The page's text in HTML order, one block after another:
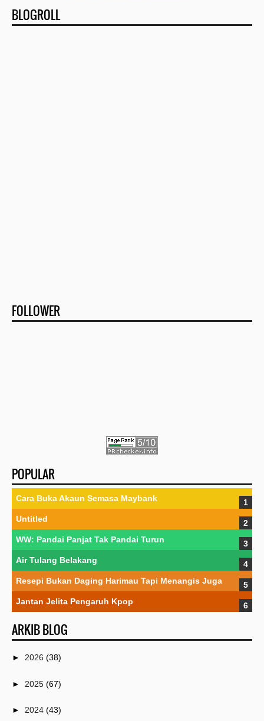
BLOGROLL
FOLLOWER
POPULAR
Cara Buka Akaun Semasa Maybank
Untitled
WW: Pandai Panjat Tak Pandai Turun
Air Tulang Belakang
Resepi Bukan Daging Harimau Tapi Menangis Juga
Jantan Jelita Pengaruh Kpop
ARKIB BLOG
► 2026 (38)
► 2025 (67)
► 2024 (43)